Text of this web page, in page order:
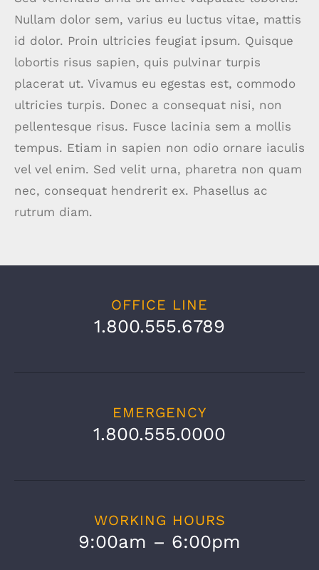
Nullam dolor sem, varius eu luctus vitae, mattis
id dolor. Proin ultricies feugiat ipsum. Quisque
lobortis risus sapien, quis pulvinar turpis
placerat ut. Vivamus eu egestas est, commodo
ultricies turpis. Donec a consequat nisi, non
pellentesque risus. Fusce lacinia sem a mollis
tempus. Etiam in sapien non odio ornare iaculis
vel vel enim. Sed velit urna, pharetra non quam
nec, consequat hendrerit ex. Phasellus ac
rutrum diam.
OFFICE LINE
1.800.555.6789
EMERGENCY
1.800.555.0000
WORKING HOURS
9:00am – 6:00pm